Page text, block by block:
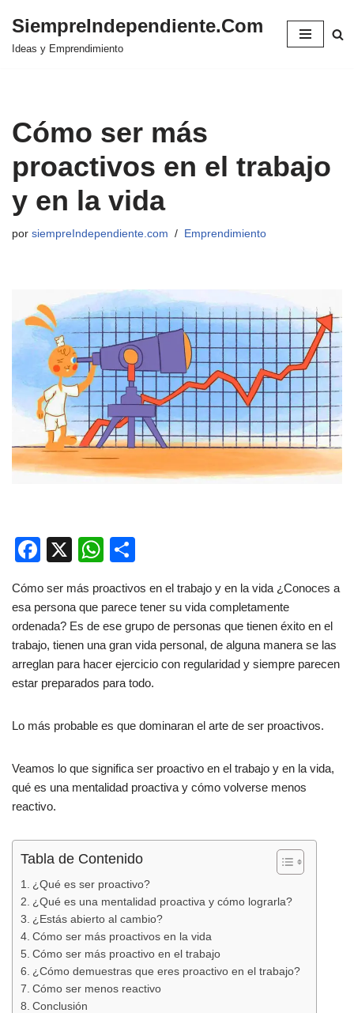
Saltar
SiempreIndependiente.Com
Ideas y Emprendimiento
Cómo ser más
proactivos en el trabajo
y en la vida
por siempreIndependiente.com Emprendimiento
F
c
e
b
o
k
X
W
at
s
A
p
m
p
ar
tir
Cómo ser más proactivos en el trabajo y en la vida ¿Conoces a
esa persona que parece tener su vida completamente
ordenada? Es de ese grupo de personas que tienen éxito en el
trabajo, tienen una gran vida personal, de alguna manera se las
arreglan para hacer ejercicio con regularidad y siempre parecen
estar preparados para todo.
Lo más probable es que dominaran el arte de ser proactivos.
Veamos lo que significa ser proactivo en el trabajo y en la vida,
qué es una mentalidad proactiva y cómo volverse menos
reactivo.
Tabla de Contenido
¿Qué es ser proactivo?
¿Qué es una mentalidad proactiva y cómo lograrla?
¿Estás abierto al cambio?
Cómo ser más proactivos en la vida
Cómo ser más proactivo en el trabajo
¿Cómo demuestras que eres proactivo en el trabajo?
Cómo ser menos reactivo
Conclusión